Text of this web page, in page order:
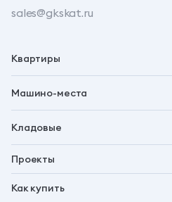
sales@gkskat.ru
Квартиры
Машино-места
Кладовые
Проекты
Как купить